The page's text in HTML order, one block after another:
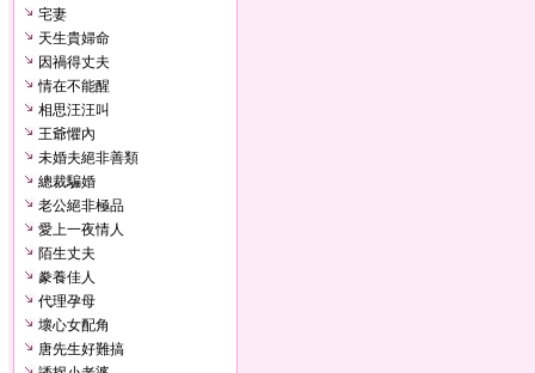
宅妻
天生貴婦命
因禍得丈夫
情在不能醒
相思汪汪叫
王爺懼內
未婚夫絕非善類
總裁騙婚
老公絕非極品
愛上一夜情人
陌生丈夫
豢養佳人
代理孕母
壞心女配角
唐先生好難搞